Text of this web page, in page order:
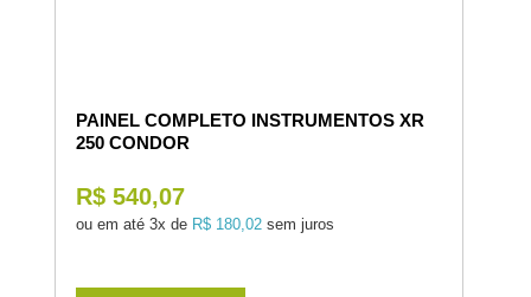
PAINEL COMPLETO INSTRUMENTOS XR
250 CONDOR
R$ 540,07
ou em até 3x de R$ 180,02 sem juros